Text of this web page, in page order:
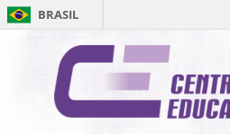
BRASIL